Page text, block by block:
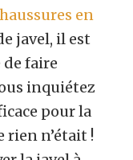
en
javel, il est
faire
inquiétez
pour la
rien n’était !